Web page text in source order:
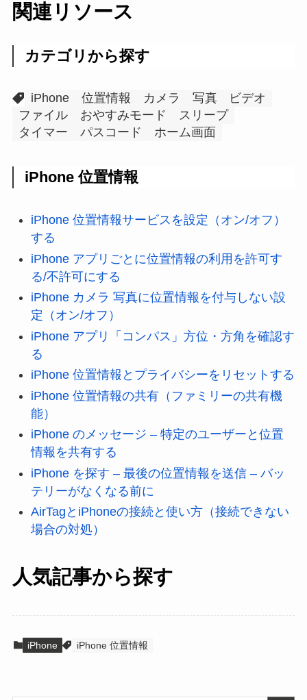
関連リソース
カテゴリから探す
iPhone 位置情報 カメラ 写真
ビデオ
ファイル
おやすみモード
スリープ
タイマー
パスコード ホーム画面
iPhone 位置情報
iPhone 位置情報サービスを設定（オン/オフ）
する
iPhone アプリごとに位置情報の利用を許可す
る/不許可にする
iPhone カメラ 写真に位置情報を付与しない設
定（オン/オフ）
iPhone アプリ「コンパス」方位・方角を確認す
る
iPhone 位置情報とプライバシーをリセットする
iPhone 位置情報の共有（ファミリーの共有機
能）
iPhone のメッセージ – 特定のユーザーと位置
情報を共有する
iPhone を探す – 最後の位置情報を送信 – バッ
テリーがなくなる前に
AirTagとiPhoneの接続と使い方（接続できない
場合の対処）
人気記事から探す
iPhone iPhone 位置情報